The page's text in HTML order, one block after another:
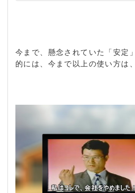
今まで、懸念されていた「安定」
的には、今まで以上の使い方は